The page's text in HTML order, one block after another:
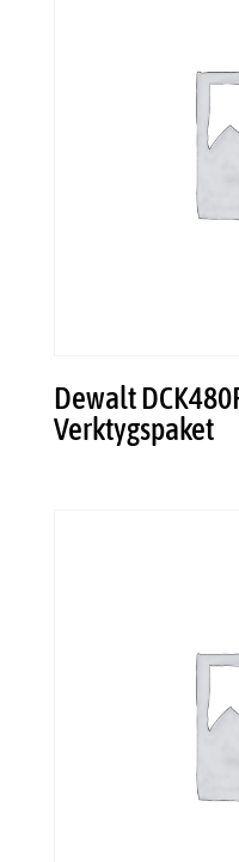
Dewalt
Verktygspaket